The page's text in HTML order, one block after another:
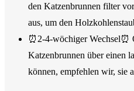
den Katzenbrunnen filter
aus, um den
⏰2-4-wöchiger Wechsel⏰
Katzenbrunnen über einen
können, empfehlen wir, sie